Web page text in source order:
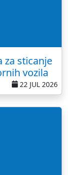
za sticanje
vozila
22 JUL 2026